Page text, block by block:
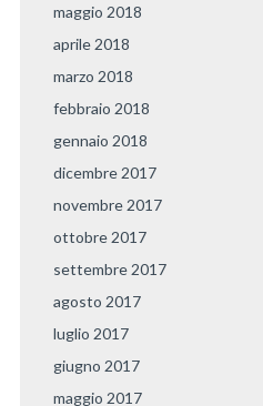
maggio 2018
aprile 2018
marzo 2018
febbraio 2018
gennaio 2018
dicembre 2017
novembre 2017
ottobre 2017
settembre 2017
agosto 2017
luglio 2017
giugno 2017
maggio 2017